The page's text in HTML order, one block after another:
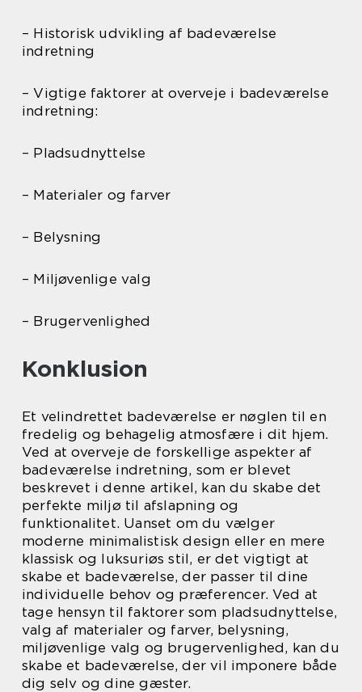
– Historisk udvikling af badeværelse
indretning
– Vigtige faktorer at overveje i badeværelse
indretning:
– Pladsudnyttelse
– Materialer og farver
– Belysning
– Miljøvenlige valg
– Brugervenlighed
Konklusion
Et velindrettet badeværelse er nøglen til en
fredelig og behagelig atmosfære i dit hjem.
Ved at overveje de forskellige aspekter af
badeværelse indretning, som er blevet
beskrevet i denne artikel, kan du skabe det
perfekte miljø til afslapning og
funktionalitet. Uanset om du vælger
moderne minimalistisk design eller en mere
klassisk og luksuriøs stil, er det vigtigt at
skabe et badeværelse, der passer til dine
individuelle behov og præferencer. Ved at
tage hensyn til faktorer som pladsudnyttelse,
valg af materialer og farver, belysning,
miljøvenlige valg og brugervenlighed, kan du
skabe et badeværelse, der vil imponere både
dig selv og dine gæster.